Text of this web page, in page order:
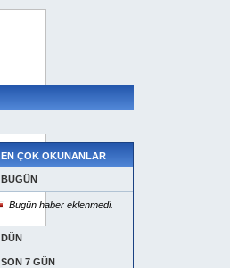
EN ÇOK OKUNANLAR
BUGÜN
Bugün haber eklenmedi.
DÜN
SON 7 GÜN